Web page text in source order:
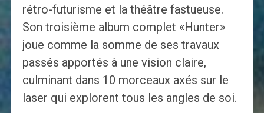
rétro-futurisme et la théâtre fastueuse.
Son troisième album complet «Hunter»
joue comme la somme de ses travaux
passés apportés à une vision claire,
culminant dans 10 morceaux axés sur le
laser qui explorent tous les angles de soi.